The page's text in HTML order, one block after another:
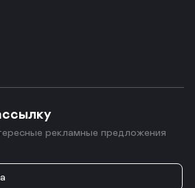
рекламные предложения